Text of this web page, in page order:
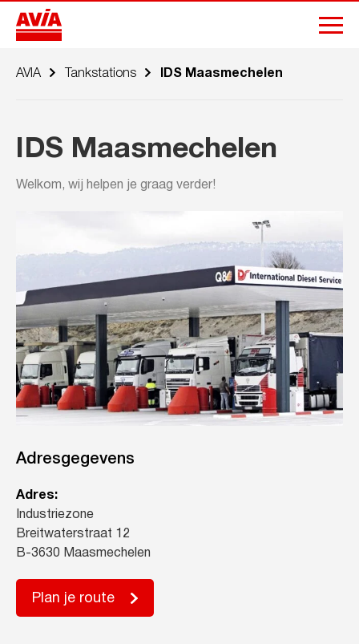
AVIA Tankstations IDS Maasmechelen
IDS Maasmechelen
Welkom, wij helpen je graag verder!
Adresgegevens
Adres:
Industriezone
Breitwaterstraat 12
B-3630 Maasmechelen
Plan je route